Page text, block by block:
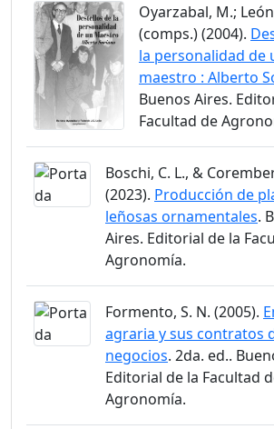
Oyarzabal, M.;
(comps.) (2004).
la personalidad de
maestro : Alberto
Buenos Aires.
Facultad de
Boschi, C. L., &
(2023). Producción de
leñosas ornamentales.
Aires. Editorial de la
Agronomía.
Formento, S. N. (2005).
agraria y sus contratos
negocios. 2da. ed..
Editorial de la Facultad
Agronomía.